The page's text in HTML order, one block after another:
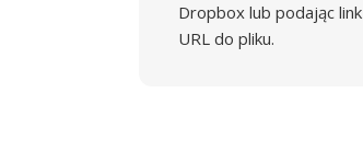
Dropbox lub podając link
URL do pliku.